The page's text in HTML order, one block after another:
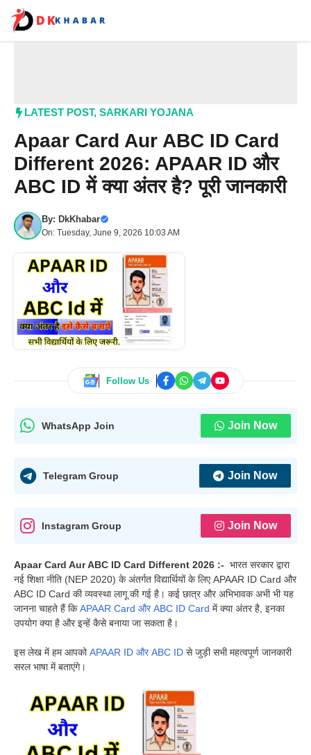
content
LATEST POST, SARKARI YOJANA
Apaar Card Aur ABC ID Card
Different 2026: APAAR ID और
ABC ID में क्या अंतर है? पूरी जानकारी
By: DkKhabar
On: Tuesday, June 9, 2026 10:03 AM
Follow Us
WhatsApp Join Join Now
Telegram Group Join Now
Instagram Group Join Now
Apaar Card Aur ABC ID Card Different 2026 :- भारत सरकार द्वारा
नई शिक्षा नीति (NEP 2020) के अंतर्गत विद्यार्थियों के लिए APAAR ID Card और
ABC ID Card की व्यवस्था लागू की गई है। कई छात्र और अभिभावक अभी भी यह
जानना चाहते हैं किAPAAR Card और ABC ID Card में क्या अंतर है, इनका
उपयोग क्या है और इन्हें कैसे बनाया जा सकता है।
इस लेख में हम आपकोAPAAR ID और ABC ID से जुड़ी सभी महत्वपूर्ण जानकारी
सरल भाषा में बताएंगे।